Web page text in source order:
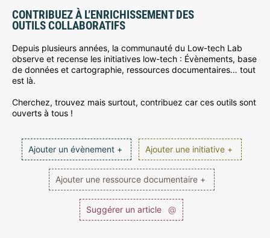
CONTRIBUEZ À L’ENRICHISSEMENT DES
OUTILS COLLABORATIFS
Depuis plusieurs années, la communauté du Low-tech Lab
observe et recense les initiatives low-tech : Évènements, base
de données et cartographie, ressources documentaires… tout
est là.
Cherchez, trouvez mais surtout, contribuez car ces outils sont
ouverts à tous !
Ajouter un évènement + Ajouter une initiative +
Ajouter une ressource documentaire +
Suggérer un article @